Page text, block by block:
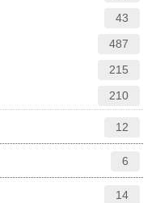
43
487
215
210
12
6
14